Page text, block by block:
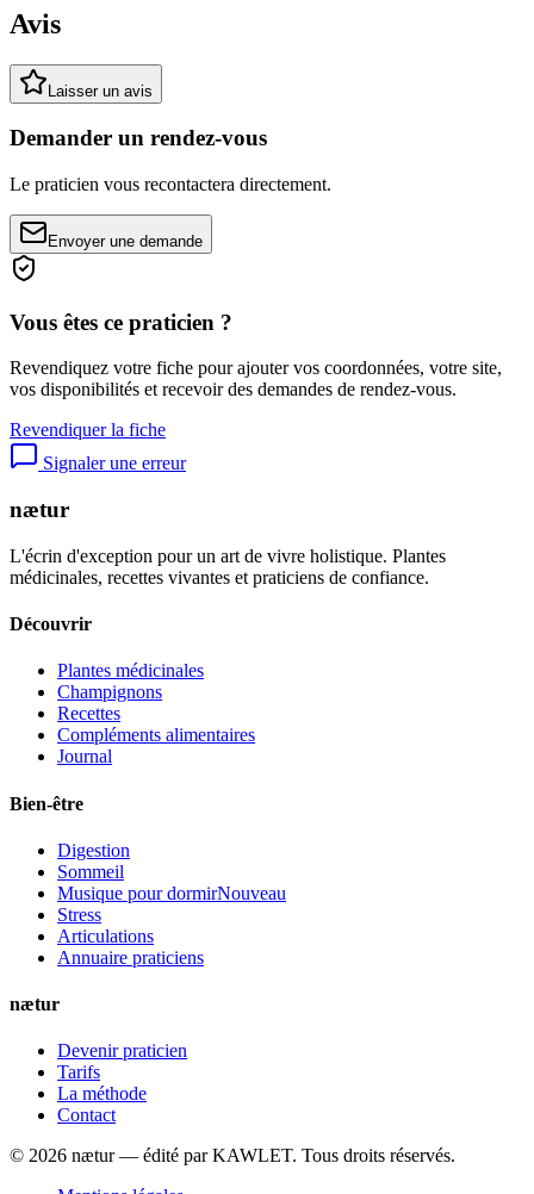
Avis
Laisser un avis
Demander un rendez-vous
Le praticien vous recontactera directement.
Envoyer une demande
Vous êtes ce praticien ?
Revendiquez votre fiche pour ajouter vos coordonnées, votre site,
vos disponibilités et recevoir des demandes de rendez-vous.
Revendiquer la fiche
Signaler une erreur
nætur
L'écrin d'exception pour un art de vivre holistique. Plantes
médicinales, recettes vivantes et praticiens de confiance.
Découvrir
Plantes médicinales
Champignons
Recettes
Compléments alimentaires
Journal
Bien-être
Digestion
Sommeil
Musique pour dormirNouveau
Stress
Articulations
Annuaire praticiens
nætur
Devenir praticien
Tarifs
La méthode
Contact
© 2026 nætur — édité par KAWLET. Tous droits réservés.